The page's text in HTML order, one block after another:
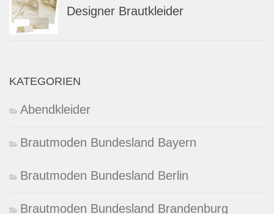
Designer Brautkleider
KATEGORIEN
Abendkleider
Brautmoden Bundesland Bayern
Brautmoden Bundesland Berlin
Brautmoden Bundesland Brandenburg